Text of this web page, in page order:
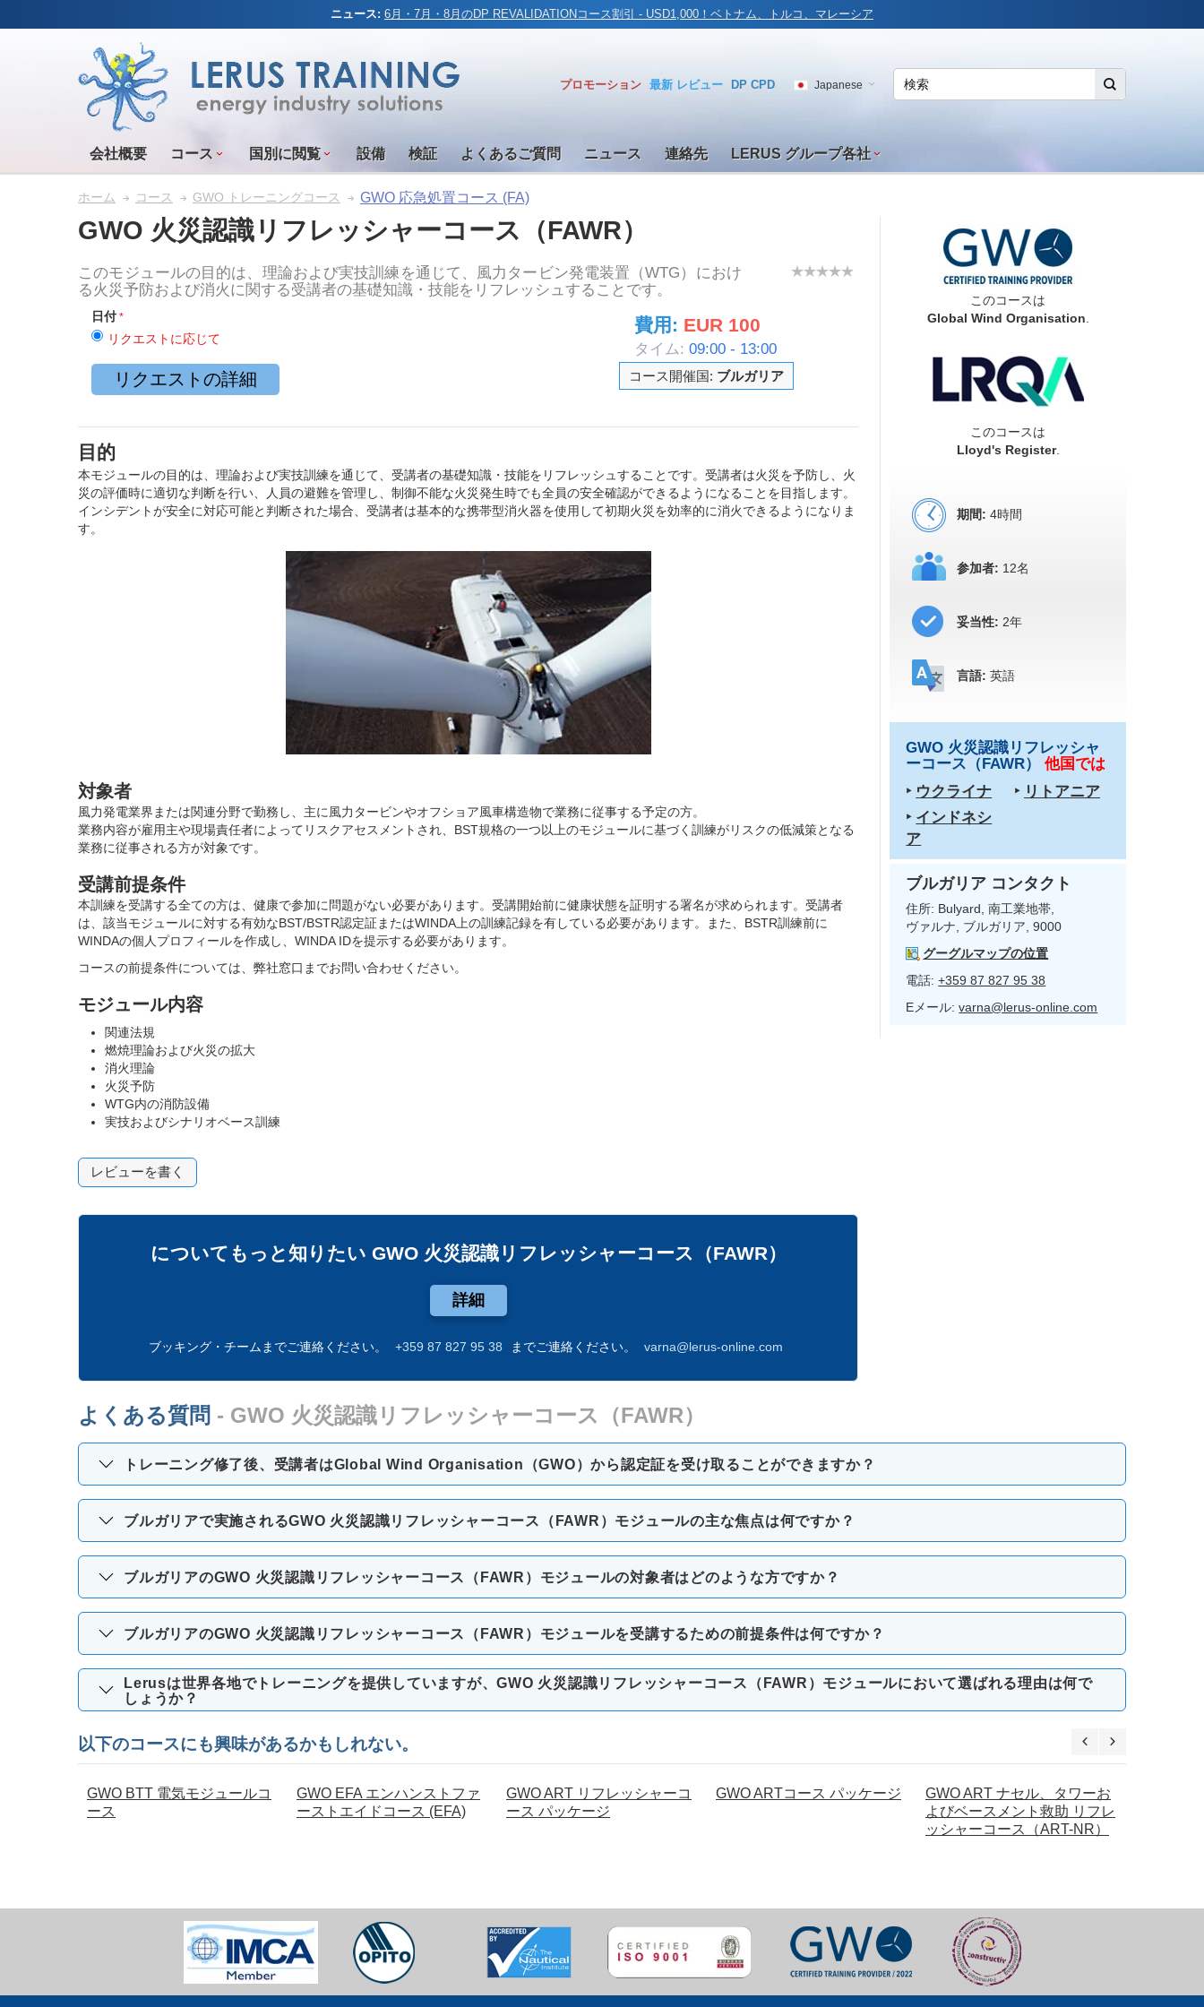
ニュース: 6月・7月・8月のDP REVALIDATIONコース割引 - USD1,000！ベトナム、トルコ、マレーシア
プロモーション 最新 レビュー DP CPD Japanese
会社概要 コース 国別に閲覧 設備 検証 よくあるご質問 ニュース 連絡先 LERUS グループ各社
ホーム コース GWO トレーニングコース GWO 応急処置コース (FA)
GWO 火災認識リフレッシャーコース（FAWR）
このモジュールの目的は、理論および実技訓練を通じて、風力タービン発電装置（WTG）におけ
る火災予防および消火に関する受講者の基礎知識・技能をリフレッシュすることです。
日付
リクエストに応じて
リクエストの詳細
費用: EUR 100
タイム:09:00 - 13:00
コース開催国: ブルガリア
このコースは
Global Wind Organisation
このコースは
Lloyd's Register.
期間: 4時間
参加者: 12名
妥当性: 2年
言語: 英語
GWO 火災認識リフレッシャ
ーコース（FAWR）他国では
‣ ウクライナ
‣ インドネシ
ア
‣ リトアニア
ブルガリア コンタクト
住所: Bulyard, 南工業地帯,
ヴァルナ, ブルガリア, 9000
グーグルマップの位置
電話:+359 87 827 95 38
Eメール:varna@lerus-online.com
目的
本モジュールの目的は、理論および実技訓練を通じて、受講者の基礎知識・技能をリフレッシュすることです。受講者は火災を予防し、火
災の評価時に適切な判断を行い、人員の避難を管理し、制御不能な火災発生時でも全員の安全確認ができるようになることを目指します。
インシデントが安全に対応可能と判断された場合、受講者は基本的な携帯型消火器を使用して初期火災を効率的に消火できるようになりま
す。
対象者
風力発電業界または関連分野で勤務し、主に風力タービンやオフショア風車構造物で業務に従事する予定の方。
業務内容が雇用主や現場責任者によってリスクアセスメントされ、BST規格の一つ以上のモジュールに基づく訓練がリスクの低減策となる
業務に従事される方が対象です。
受講前提条件
本訓練を受講する全ての方は、健康で参加に問題がない必要があります。受講開始前に健康状態を証明する署名が求められます。受講者
は、該当モジュールに対する有効なBST/BSTR認定証またはWINDA上の訓練記録を有している必要があります。また、BSTR訓練前に
WINDAの個人プロフィールを作成し、WINDA IDを提示する必要があります。
コースの前提条件については、弊社窓口 までお問い合わせください。
モジュール内容
関連法規
燃焼理論および火災の拡大
消火理論
火災予防
WTG内の消防設備
実技およびシナリオベース訓練
レビューを書く
についてもっと知りたい GWO 火災認識リフレッシャーコース（FAWR）
詳細
ブッキング・チームまでご連絡ください。 +359 87 827 95 38 までご連絡ください。 varna@lerus-online.com
よくある質問 - GWO 火災認識リフレッシャーコース（FAWR）
トレーニング修了後、受講者はGlobal Wind Organisation（GWO）から認定証を受け取ることができますか？
ブルガリアで実施されるGWO 火災認識リフレッシャーコース（FAWR）モジュールの主な焦点は何ですか？
ブルガリアのGWO 火災認識リフレッシャーコース（FAWR）モジュールの対象者はどのような方ですか？
ブルガリアのGWO 火災認識リフレッシャーコース（FAWR）モジュールを受講するための前提条件は何ですか？
Lerusは世界各地でトレーニングを提供していますが、GWO 火災認識リフレッシャーコース（FAWR）モジュールにおいて選ばれる理由は何で
しょうか？
以下のコースにも興味があるかもしれない。
GWO BTT 電気モジュールコ
ース
GWO EFA エンハンストファ
ーストエイドコース (EFA)
GWO ART リフレッシャーコ
ース パッケージ
GWO ARTコース パッケージ
GWO ART ナセル、タワーお
よびベースメント救助 リフレ
ッシャーコース（ART-NR）